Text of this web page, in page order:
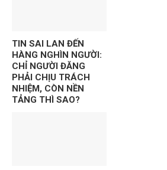
TIN SAI LAN ĐẾN
HÀNG NGHÌN NGƯỜI:
CHỈ NGƯỜI ĐĂNG
PHẢI CHỊU TRÁCH
NHIỆM, CÒN NỀN
TẢNG THÌ SAO?